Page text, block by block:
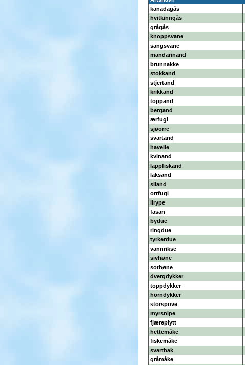
kanadagås
hvitkinngås
grågås
knoppsvane
sangsvane
mandarinand
brunnakke
stokkand
stjertand
krikkand
toppand
bergand
ærfugl
sjøorre
svartand
havelle
kvinand
lappfiskand
laksand
siland
orrfugl
lirype
fasan
bydue
ringdue
tyrkerdue
vannrikse
sivhøne
sothøne
dvergdykker
toppdykker
horndykker
storspove
myrsnipe
fjæreplytt
hettemåke
fiskemåke
svartbak
gråmåke